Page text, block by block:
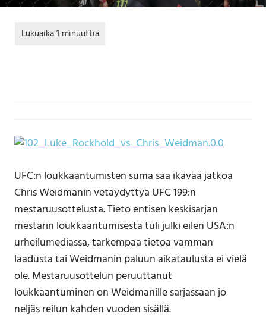
UFC:n loukkaantumisten suma saa ikävää jatkoa
Chris Weidmanin vetäydyttyä UFC 199:n
mestaruusottelusta. Tieto entisen keskisarjan
mestarin loukkaantumisesta tuli julki eilen USA:n
urheilumediassa, tarkempaa tietoa vamman
laadusta tai Weidmanin paluun aikataulusta ei vielä
ole. Mestaruusottelun peruuttanut
loukkaantuminen on Weidmanille sarjassaan jo
neljäs reilun kahden vuoden sisällä.